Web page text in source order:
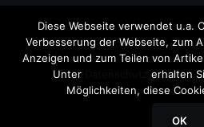
Copyright © 2026
TechFieber Blog
Diese Webseite verwendet u.a.
Verbesserung der Webseite, zum
Anzeigen und zum Teilen von
Unter
erhalten
Möglichkeiten, diese
OK